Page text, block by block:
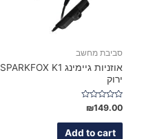
סביבת מחשב
אוזניות גיימינג SPARKFOX K1
ירוק
Rated
0
out
₪149.00
Add to cart